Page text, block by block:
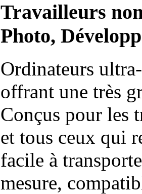
Travailleurs
Photo,
Ordinateurs
offrant une très
Conçus pour les
et tous ceux qui
facile à
mesure,